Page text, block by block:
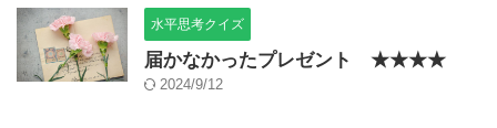
水平思考クイズ
届かなかったプレゼント ★★★★
2024/9/12